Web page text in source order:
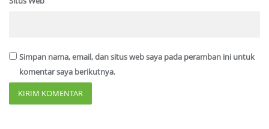
Simpan nama, email, dan situs web saya pada peramban ini untuk
komentar saya berikutnya.